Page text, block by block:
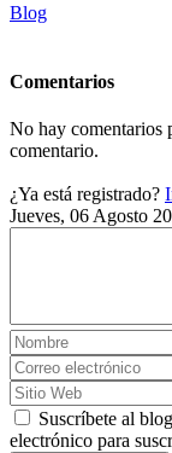
Blog
Comentarios
No hay comentarios
comentario.
¿Ya está registrado?
Jueves, 06 Agosto
Suscríbete al
electrónico para